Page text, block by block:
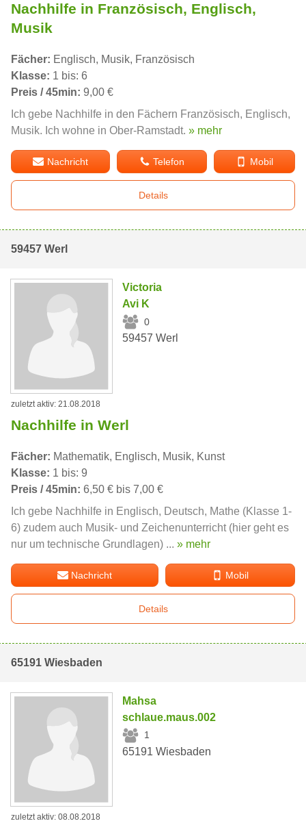
Nachhilfe in Französisch, Englisch,
Musik
Fächer: Englisch, Musik, Französisch
Klasse: 1 bis: 6
Preis / 45min: 9,00 €
Ich gebe Nachhilfe in den Fächern Französisch, Englisch,
Musik. Ich wohne in Ober-Ramstadt. » mehr
Nachricht Telefon Mobil
Details
59457 Werl
Victoria
Avi K
0
59457 Werl
zuletzt aktiv: 21.08.2018
Nachhilfe in Werl
Fächer: Mathematik, Englisch, Musik, Kunst
Klasse: 1 bis: 9
Preis / 45min: 6,50 € bis 7,00 €
Ich gebe Nachhilfe in Englisch, Deutsch, Mathe (Klasse 1-
6) zudem auch Musik- und Zeichenunterricht (hier geht es
nur um technische Grundlagen) ... » mehr
Nachricht Mobil
Details
65191 Wiesbaden
Mahsa
schlaue.maus.002
1
65191 Wiesbaden
zuletzt aktiv: 08.08.2018